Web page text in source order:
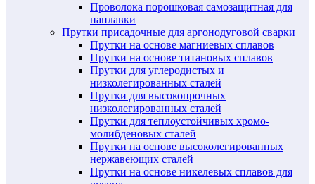
Проволока порошковая самозащитная для
наплавки
Прутки присадочные для аргонодуговой сварки
Прутки на основе магниевых сплавов
Прутки на основе титановых сплавов
Прутки для углеродистых и
низколегированных сталей
Прутки для высокопрочных
низколегированных сталей
Прутки для теплоустойчивых хромо-
молибденовых сталей
Прутки на основе высоколегированных
нержавеющих сталей
Прутки на основе никелевых сплавов для